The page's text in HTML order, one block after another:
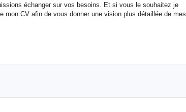
échanger sur vos besoins. Et si vous le souhaitez je
mon CV afin de vous donner une vision plus détaillée de mes